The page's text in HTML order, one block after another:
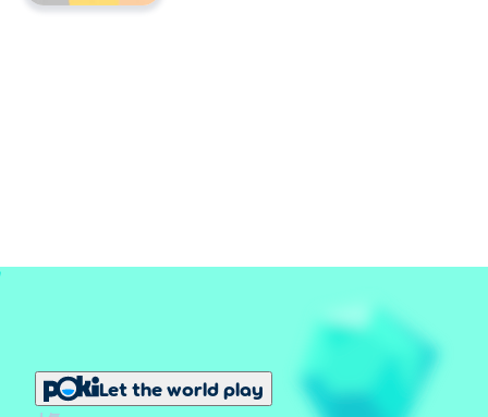
Let the world play